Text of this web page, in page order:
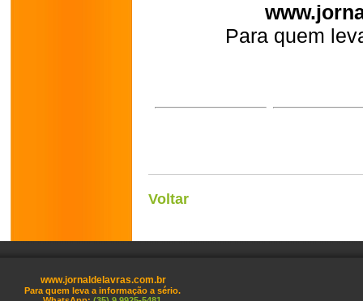
Para quem
Voltar
www.jornaldelavras.com.br
Para quem leva a informação a sério.